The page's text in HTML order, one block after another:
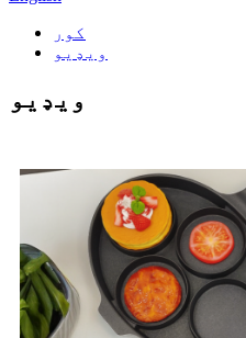
کور
ویډیو
ویډیو